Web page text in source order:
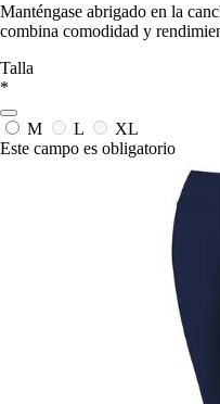
Manténgase abrigado en la
combina comodidad y
Talla
*
M L
XL
Este campo es obligatorio